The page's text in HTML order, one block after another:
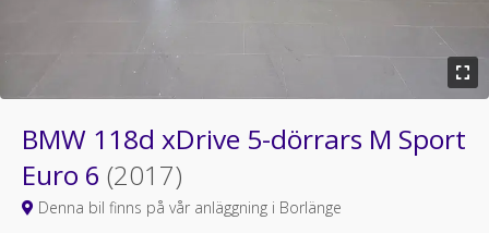
BMW 118d xDrive 5-dörrars M Sport
Euro 6 (2017)
Denna bil finns på vår anläggning i Borlänge